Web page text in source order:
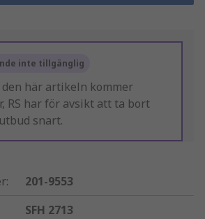
inte tillgänglig
här artikeln kommer
RS har för avsikt att ta bort
snart.
:
201-9553
SFH 2713